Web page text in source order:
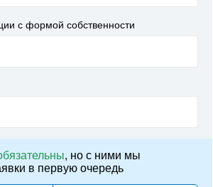
с формой собственности
, но с ними мы
в первую очередь